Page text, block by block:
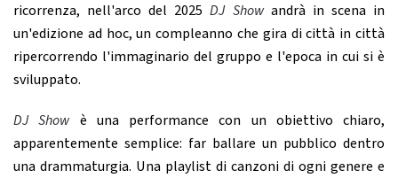
ricorrenza, nell'arco del 2025DJ Showandrà in scena in
un'edizione ad hoc, un compleanno che gira di città in città
ripercorrendo l'immaginario del gruppo e l'epoca in cui si è
sviluppato.
DJ Showè una performance con un obiettivo chiaro,
apparentemente semplice: far ballare un pubblico dentro
una drammaturgia. Una playlist di canzoni di ogni genere e